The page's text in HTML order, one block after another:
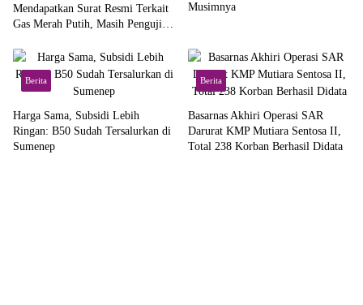
Mendapatkan Surat Resmi Terkait
Gas Merah Putih, Masih Pengujian
Musimnya
Berita
Harga Sama, Subsidi Lebih
Ringan: B50 Sudah Tersalurkan di
Sumenep
Berita
Basarnas Akhiri Operasi SAR
Darurat KMP Mutiara Sentosa II,
Total 238 Korban Berhasil Didata